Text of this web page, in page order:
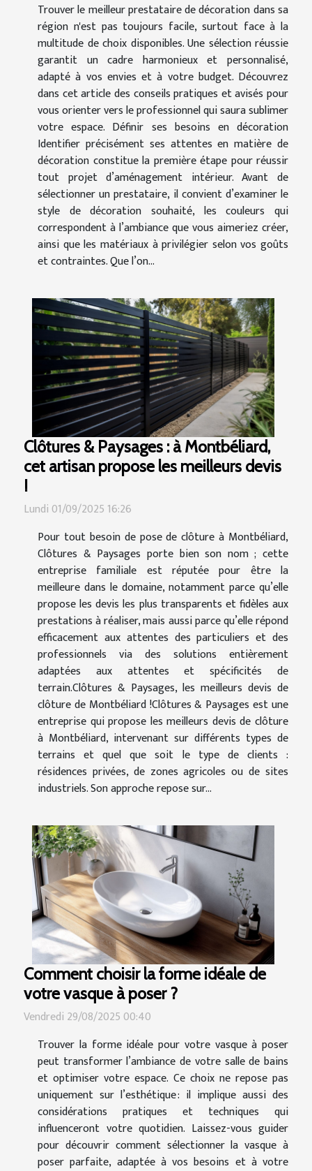
Trouver le meilleur prestataire de décoration dans sa
région n'est pas toujours facile, surtout face à la
multitude de choix disponibles. Une sélection réussie
garantit un cadre harmonieux et personnalisé,
adapté à vos envies et à votre budget. Découvrez
dans cet article des conseils pratiques et avisés pour
vous orienter vers le professionnel qui saura sublimer
votre espace. Définir ses besoins en décoration
Identifier précisément ses attentes en matière de
décoration constitue la première étape pour réussir
tout projet d’aménagement intérieur. Avant de
sélectionner un prestataire, il convient d’examiner le
style de décoration souhaité, les couleurs qui
correspondent à l’ambiance que vous aimeriez créer,
ainsi que les matériaux à privilégier selon vos goûts
et contraintes. Que l’on...
Clôtures & Paysages : à Montbéliard,
cet artisan propose les meilleurs devis
!
Lundi 01/09/2025 16:26
Pour tout besoin de pose de clôture à Montbéliard,
Clôtures & Paysages porte bien son nom ; cette
entreprise familiale est réputée pour être la
meilleure dans le domaine, notamment parce qu’elle
propose les devis les plus transparents et fidèles aux
prestations à réaliser, mais aussi parce qu’elle répond
efficacement aux attentes des particuliers et des
professionnels via des solutions entièrement
adaptées aux attentes et spécificités de
terrain.Clôtures & Paysages, les meilleurs devis de
clôture de Montbéliard !Clôtures & Paysages est une
entreprise qui propose les meilleurs devis de clôture
à Montbéliard, intervenant sur différents types de
terrains et quel que soit le type de clients :
résidences privées, de zones agricoles ou de sites
industriels. Son approche repose sur...
Comment choisir la forme idéale de
votre vasque à poser ?
Vendredi 29/08/2025 00:40
Trouver la forme idéale pour votre vasque à poser
peut transformer l’ambiance de votre salle de bains
et optimiser votre espace. Ce choix ne repose pas
uniquement sur l’esthétique : il implique aussi des
considérations pratiques et techniques qui
influenceront votre quotidien. Laissez-vous guider
pour découvrir comment sélectionner la vasque à
poser parfaite, adaptée à vos besoins et à votre